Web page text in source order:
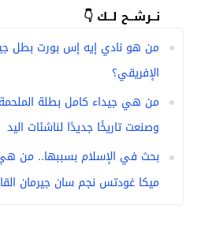
نــرشــح لــك 👇
من هو نادي إيه إس بورت بطل
الإفريقي؟
من هي جيداء كامل بطلة
وصنعت تاريخًا جديدًا لناشئات اليد
بحث في الإسلام بسببها.. من
ميكا غودتس نجم سان جيرمان